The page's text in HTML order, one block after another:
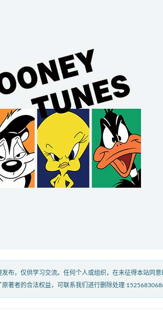
布，仅供学习交流。任何个人或组织，在未征得本站同
著者的合法权益，可联系我们进行删除处理